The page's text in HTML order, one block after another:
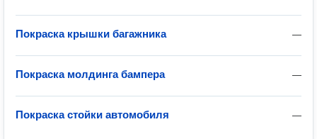
—
Покраска крышки багажника
—
Покраска молдинга бампера
—
Покраска стойки автомобиля